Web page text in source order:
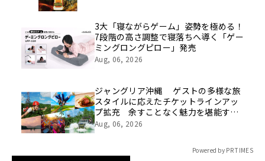
3大「寝ながらゲーム」姿勢を極める！
7段階の高さ調整で寝落ちへ導く「ゲー
ミングロングピロー」発売
Aug, 06, 2026
ジャングリア沖縄 ゲストの多様な旅
スタイルに応えたチケットラインアッ
プ拡充 余すことなく魅力を堪能する
「ロイヤルチケット」新登場
Aug, 06, 2026
Powered by PR TIMES